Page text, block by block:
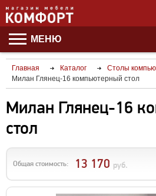
МЕНЮ
Главная Каталог
Столы
Милан Глянец-16 компьютерный стол
Милан Глянец-16
стол
Общая стоимость: 13 170 руб.